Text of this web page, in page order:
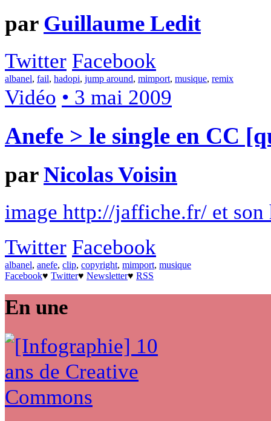
par Guillaume Ledit
Twitter Facebook
albanel, fail, hadopi, jump around, mimport, musique, remix
Vidéo • 3 mai 2009
Anefe > le single en CC
parNicolas Voisin
image http://jaffiche.fr/ et
Twitter Facebook
albanel, anefe, clip, copyright, mimport, musique
Facebook♥ Twitter♥ Newsletter♥ RSS
En une